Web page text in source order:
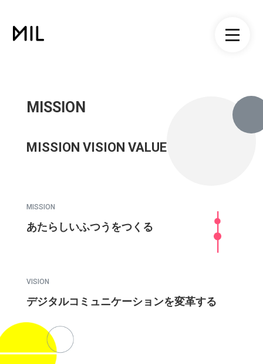
MISSION
MISSION VISION VALUE
MISSION
あたらしいふつうをつくる
VISION
デジタルコミュニケーションを変革する